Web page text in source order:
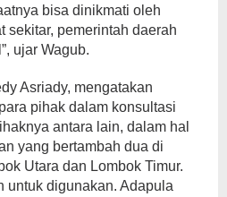
bisa dinikmati oleh
sekitar, pemerintah daerah
ujar Wagub.
Asriady, mengatakan
pihak dalam konsultasi
antara lain, dalam hal
yang bertambah dua di
Utara dan Lombok Timur.
untuk digunakan. Adapula